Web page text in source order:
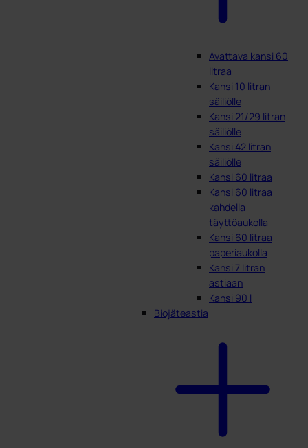
Avattava kansi 60
litraa
Kansi 10 litran
säiliölle
Kansi 21/29 litran
säiliölle
Kansi 42 litran
säiliölle
Kansi 60 litraa
Kansi 60 litraa
kahdella
täyttöaukolla
Kansi 60 litraa
paperiaukolla
Kansi 7 litran
astiaan
Kansi 90 l
Biojäteastia